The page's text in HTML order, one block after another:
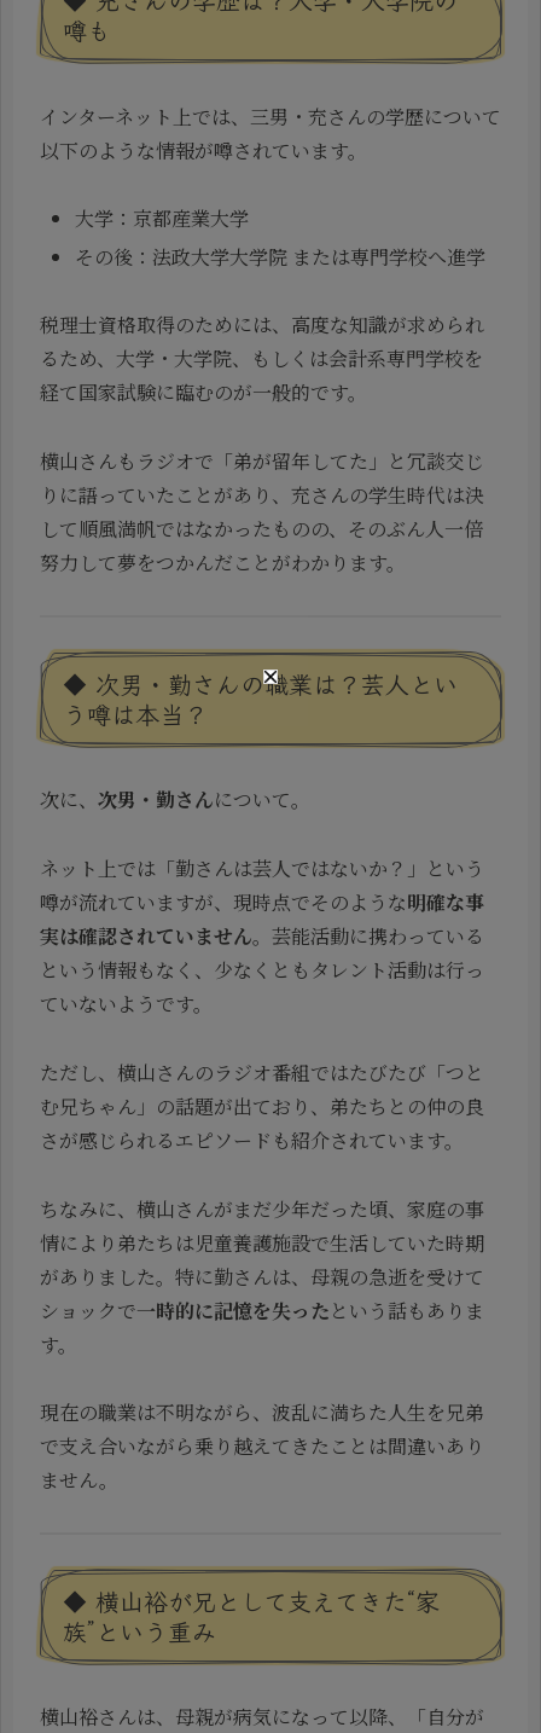
噂も
インターネット上では、三男・充さんの学歴について
以下のような情報が噂されています。
大学：京都産業大学
その後：法政大学大学院 または専門学校へ進学
税理士資格取得のためには、高度な知識が求められ
るため、大学・大学院、もしくは会計系専門学校を
経て国家試験に臨むのが一般的です。
横山さんもラジオで「弟が留年してた」と冗談交じ
りに語っていたことがあり、充さんの学生時代は決
して順風満帆ではなかったものの、そのぶん人一倍
努力して夢をつかんだことがわかります。
◆ 次男・勤さんの職業は？芸人とい
う噂は本当？
次に、 次男・勤さんについて。
ネット上では「勤さんは芸人ではないか？」という
噂が流れていますが、現時点でそのような明確な事
実は確認されていません。芸能活動に携わっている
という情報もなく、少なくともタレント活動は行っ
ていないようです。
ただし、横山さんのラジオ番組ではたびたび「つと
む兄ちゃん」の話題が出ており、弟たちとの仲の良
さが感じられるエピソードも紹介されています。
ちなみに、横山さんがまだ少年だった頃、家庭の事
情により弟たちは児童養護施設で生活していた時期
がありました。特に勤さんは、母親の急逝を受けて
ショックで一時的に記憶を失ったという話もありま
す。
現在の職業は不明ながら、波乱に満ちた人生を兄弟
で支え合いながら乗り越えてきたことは間違いあり
ません。
◆ 横山裕が兄として支えてきた“家
族”という重み
横山裕さんは、母親が病気になって以降、「自分が